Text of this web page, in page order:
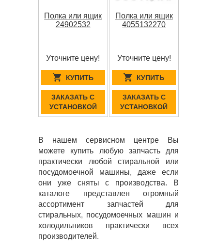
Полка или ящик
24902532
Уточните цену!
КУПИТЬ
ЗАКАЗАТЬ С
УСТАНОВКОЙ
Полка или ящик
4055132270
Уточните цену!
КУПИТЬ
ЗАКАЗАТЬ С
УСТАНОВКОЙ
В нашем сервисном центре Вы
можете купить любую запчасть для
практически любой стиральной или
посудомоечной машины, даже если
они уже сняты с производства. В
каталоге представлен огромный
ассортимент запчастей для
стиральных, посудомоечных машин и
холодильников практически всех
производителей.